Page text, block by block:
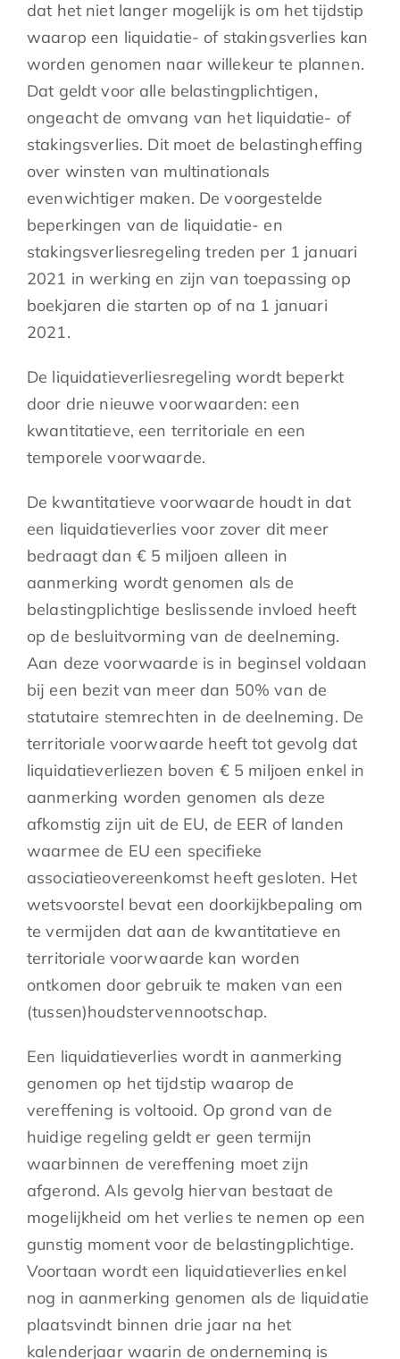
dat het niet langer mogelijk is om het tijdstip
waarop een liquidatie- of stakingsverlies kan
worden genomen naar willekeur te plannen.
Dat geldt voor alle belastingplichtigen,
ongeacht de omvang van het liquidatie- of
stakingsverlies. Dit moet de belastingheffing
over winsten van multinationals
evenwichtiger maken. De voorgestelde
beperkingen van de liquidatie- en
stakingsverliesregeling treden per 1 januari
2021 in werking en zijn van toepassing op
boekjaren die starten op of na 1 januari
2021.
De liquidatieverliesregeling wordt beperkt
door drie nieuwe voorwaarden: een
kwantitatieve, een territoriale en een
temporele voorwaarde.
De kwantitatieve voorwaarde houdt in dat
een liquidatieverlies voor zover dit meer
bedraagt dan € 5 miljoen alleen in
aanmerking wordt genomen als de
belastingplichtige beslissende invloed heeft
op de besluitvorming van de deelneming.
Aan deze voorwaarde is in beginsel voldaan
bij een bezit van meer dan 50% van de
statutaire stemrechten in de deelneming. De
territoriale voorwaarde heeft tot gevolg dat
liquidatieverliezen boven € 5 miljoen enkel in
aanmerking worden genomen als deze
afkomstig zijn uit de EU, de EER of landen
waarmee de EU een specifieke
associatieovereenkomst heeft gesloten. Het
wetsvoorstel bevat een doorkijkbepaling om
te vermijden dat aan de kwantitatieve en
territoriale voorwaarde kan worden
ontkomen door gebruik te maken van een
(tussen)houdstervennootschap.
Een liquidatieverlies wordt in aanmerking
genomen op het tijdstip waarop de
vereffening is voltooid. Op grond van de
huidige regeling geldt er geen termijn
waarbinnen de vereffening moet zijn
afgerond. Als gevolg hiervan bestaat de
mogelijkheid om het verlies te nemen op een
gunstig moment voor de belastingplichtige.
Voortaan wordt een liquidatieverlies enkel
nog in aanmerking genomen als de liquidatie
plaatsvindt binnen drie jaar na het
kalenderjaar waarin de onderneming is